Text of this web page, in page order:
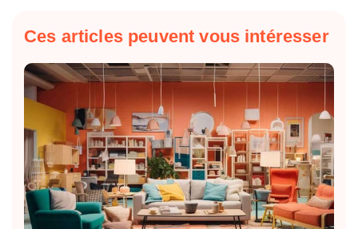
Ces articles peuvent vous intéresser